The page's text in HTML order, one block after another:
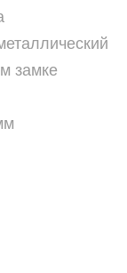
замке